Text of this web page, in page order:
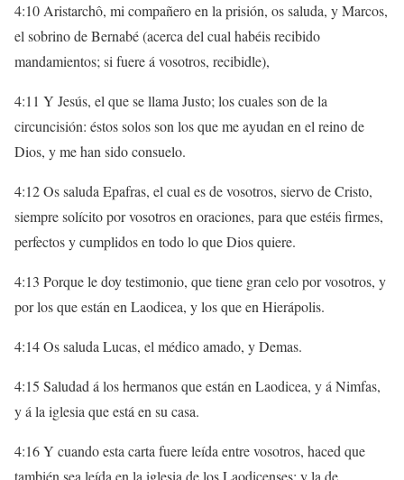
4:10 Aristarchô, mi compañero en la prisión, os saluda, y Marcos,
el sobrino de Bernabé (acerca del cual habéis recibido
mandamientos; si fuere á vosotros, recibidle),
4:11 Y Jesús, el que se llama Justo; los cuales son de la
circuncisión: éstos solos son los que me ayudan en el reino de
Dios, y me han sido consuelo.
4:12 Os saluda Epafras, el cual es de vosotros, siervo de Cristo,
siempre solícito por vosotros en oraciones, para que estéis firmes,
perfectos y cumplidos en todo lo que Dios quiere.
4:13 Porque le doy testimonio, que tiene gran celo por vosotros, y
por los que están en Laodicea, y los que en Hierápolis.
4:14 Os saluda Lucas, el médico amado, y Demas.
4:15 Saludad á los hermanos que están en Laodicea, y á Nimfas,
y á la iglesia que está en su casa.
4:16 Y cuando esta carta fuere leída entre vosotros, haced que
también sea leída en la iglesia de los Laodicenses; y la de